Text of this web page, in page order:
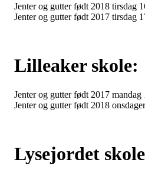
Jenter og gutter født 2018 tirsdag
Jenter og gutter født 2017 tirsdag
Lilleaker skole:
Jenter og gutter født 2017 mandag
Jenter og gutter født 2018
Lysejordet